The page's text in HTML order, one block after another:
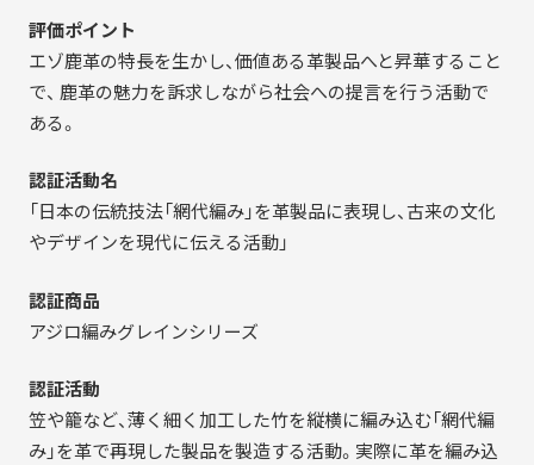
評価ポイント
エゾ鹿革の特長を生かし、価値ある革製品へと昇華すること
で、 鹿革の魅力を訴求しながら社会への提言を行う活動で
ある。
認証活動名
「日本の伝統技法「網代編み」を革製品に表現し、古来の文化
やデザインを現代に伝える活動」
認証商品
アジロ編みグレインシリーズ
認証活動
笠や籠など、薄く細く加工した竹を縦横に編み込む「網代編
み」を革で再現した製品を製造する活動。実際に革を編み込